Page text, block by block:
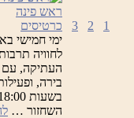
1
2
3
כרטיסים
ימי חמישי
לחוויה
העתיקה, עם
בירה,
השחזור …